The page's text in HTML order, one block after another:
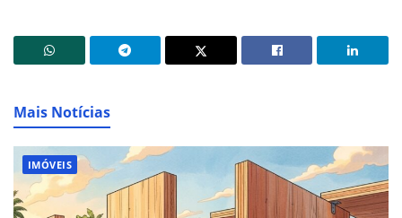
Mais Notícias
IMÓVEIS